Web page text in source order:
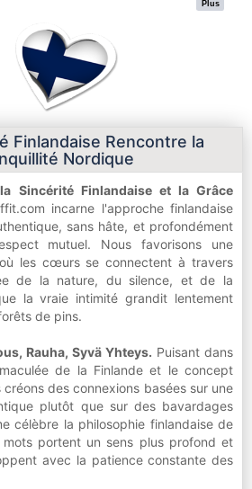
Plus
Finlandaise Rencontre la
Nordique
Sincérité Finlandaise et la Grâce
incarne l'approche finlandaise
sans hâte, et profondément
mutuel. Nous favorisons une
les cœurs se connectent à travers
de la nature, du silence, et de la
la vraie intimité grandit lentement
de pins.
Rauha, Syvä Yhteys. Puisant dans
de la Finlande et le concept
des connexions basées sur une
plutôt que sur des bavardages
célèbre la philosophie finlandaise de
portent un sens plus profond et
avec la patience constante des